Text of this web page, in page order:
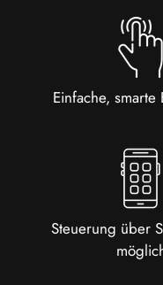
Einfache,
Steuerung über